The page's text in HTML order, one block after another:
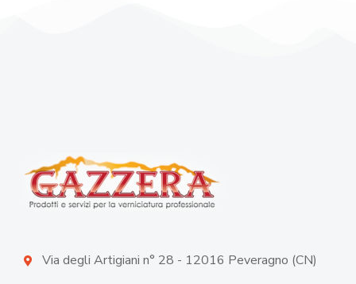
Via degli Artigiani n° 28 - 12016 Peveragno (CN)